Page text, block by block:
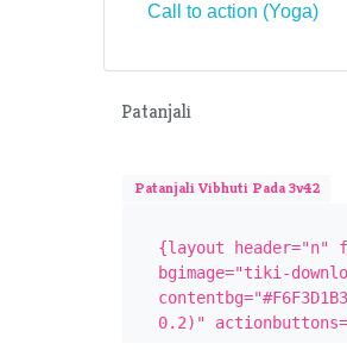
Call to action (Yoga)
Patanjali
Patanjali Vibhuti Pada 3v42
{layout header="n"
bgimage="tiki-
0.2)"